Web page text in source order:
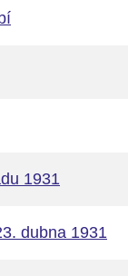
1931
dubna 1931